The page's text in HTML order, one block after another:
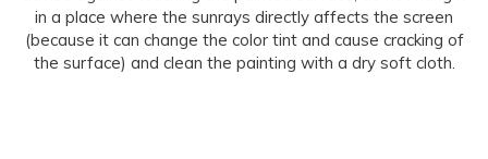
in a place where the sunrays directly affects the screen
(because it can change the color tint and cause cracking of
the surface) and clean the painting with a dry soft cloth.